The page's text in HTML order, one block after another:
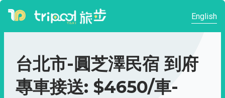
English
台北市-圓芝澤民宿 到府
專車接送: $4650/車-